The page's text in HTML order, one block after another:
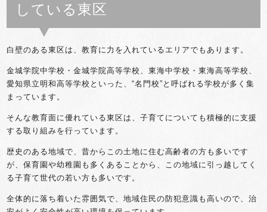
している東区
白壁のある東区は、教育に力を入れているエリアでもあります。
金城学院中学校・金城学院高等学校、東海中学校・東海高等学校、
愛知県立明和高等学校といった、“名門校”と呼ばれる学校が多く集
まっています。
そんな教育面に優れている東区は、子育てについても積極的に支援
する取り組みを行っています。
歴史のある地域で、昔からこの土地に住む高齢者の方も多いです
が、保育園や幼稚園も多くあることから、この地域に引っ越してく
る子育て世代の若い方も多いです。
全体的に落ち着いた雰囲気で、地域住民の防犯意識も高いので、治